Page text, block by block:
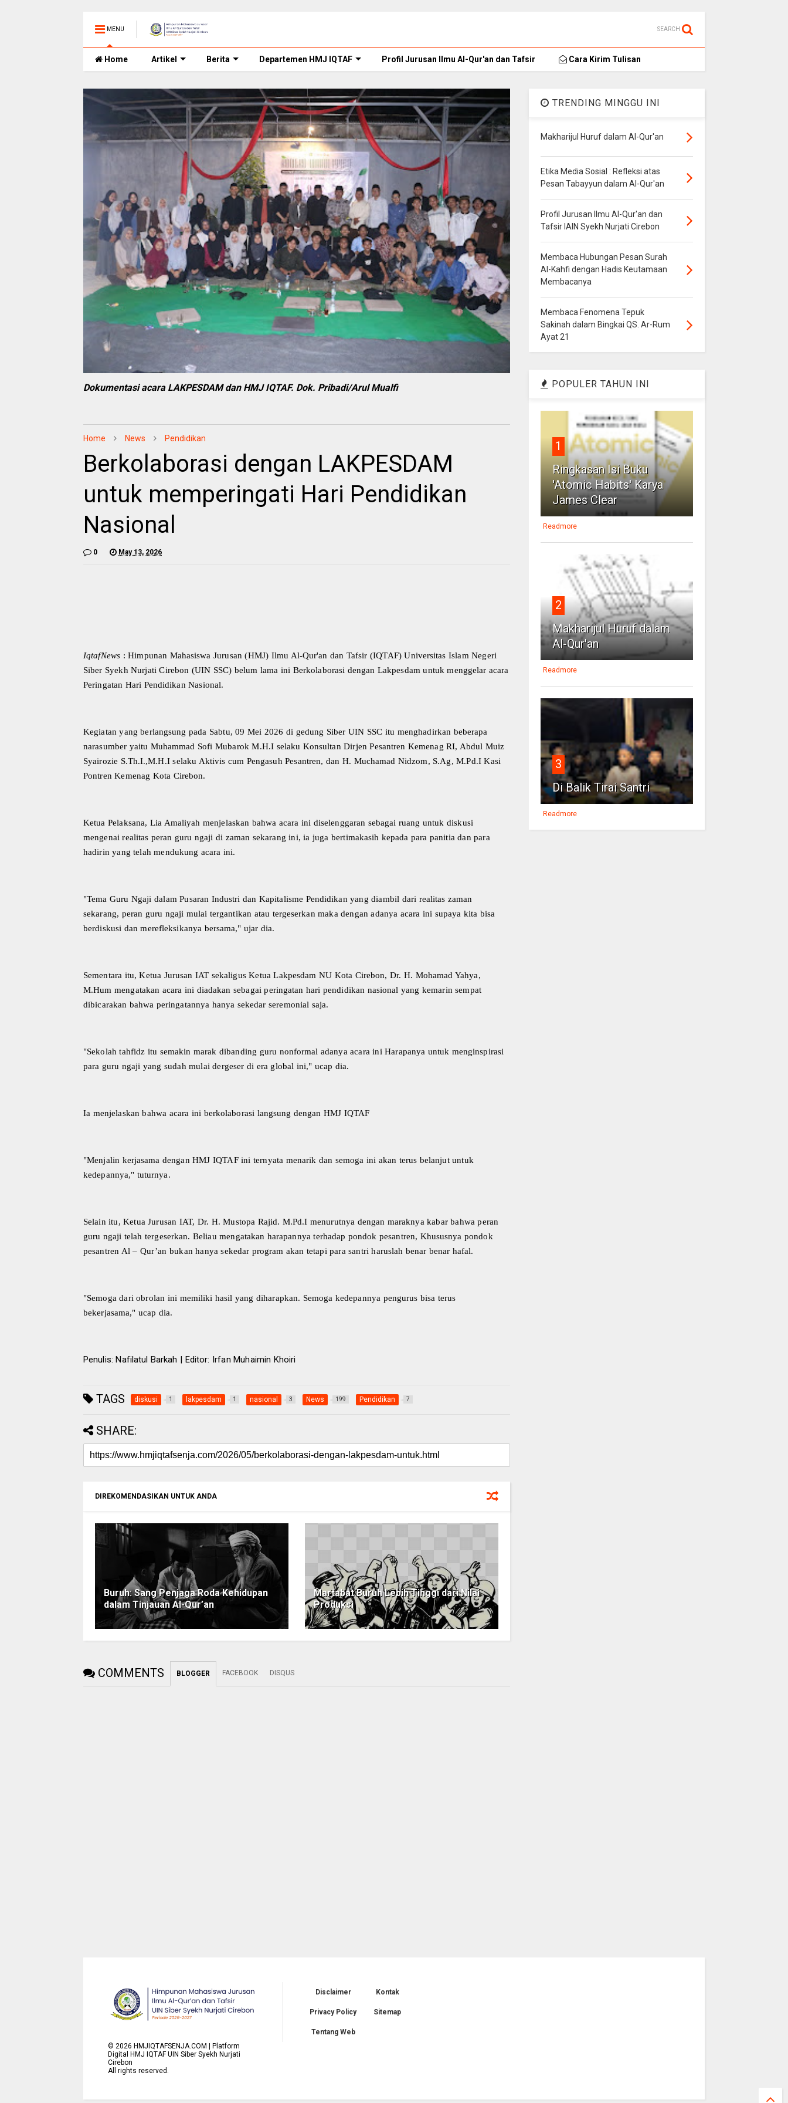
MENU SEARCH
Home Artikel Berita Departemen HMJ IQTAF Profil Jurusan Ilmu Al-Qur'an dan Tafsir Cara Kirim Tulisan
Dokumentasi acara LAKPESDAM dan HMJ IQTAF. Dok. Pribadi/Arul Mualfi
Home News Pendidikan
Berkolaborasi dengan LAKPESDAM
untuk memperingati Hari Pendidikan
Nasional
0 May 13, 2026
IqtafNews: Himpunan Mahasiswa Jurusan (HMJ) Ilmu Al-Qur'an dan Tafsir (IQTAF) Universitas Islam Negeri
Siber Syekh Nurjati Cirebon (UIN SSC) belum lama ini Berkolaborasi dengan Lakpesdam untuk menggelar acara
Peringatan Hari Pendidikan Nasional.
Kegiatan yang berlangsung pada Sabtu, 09 Mei 2026 di gedung Siber UIN SSC itu menghadirkan beberapa
narasumber yaitu Muhammad Sofi Mubarok M.H.I selaku Konsultan Dirjen Pesantren Kemenag RI, Abdul Muiz
Syairozie S.Th.I.,M.H.I selaku Aktivis cum Pengasuh Pesantren, dan H. Muchamad Nidzom, S.Ag, M.Pd.I Kasi
Pontren Kemenag Kota Cirebon.
Ketua Pelaksana, Lia Amaliyah menjelaskan bahwa acara ini diselenggaran sebagai ruang untuk diskusi
mengenai realitas peran guru ngaji di zaman sekarang ini, ia juga bertimakasih kepada para panitia dan para
hadirin yang telah mendukung acara ini.
"Tema Guru Ngaji dalam Pusaran Industri dan Kapitalisme Pendidikan yang diambil dari realitas zaman
sekarang, peran guru ngaji mulai tergantikan atau tergeserkan maka dengan adanya acara ini supaya kita bisa
berdiskusi dan merefleksikanya bersama," ujar dia.
Sementara itu, Ketua Jurusan IAT sekaligus Ketua Lakpesdam NU Kota Cirebon, Dr. H. Mohamad Yahya,
M.Hum mengatakan acara ini diadakan sebagai peringatan hari pendidikan nasional yang kemarin sempat
dibicarakan bahwa peringatannya hanya sekedar seremonial saja.
"Sekolah tahfidz itu semakin marak dibanding guru nonformal adanya acara ini Harapanya untuk menginspirasi
para guru ngaji yang sudah mulai dergeser di era global ini," ucap dia.
Ia menjelaskan bahwa acara ini berkolaborasi langsung dengan HMJ IQTAF
"Menjalin kerjasama dengan HMJ IQTAF ini ternyata menarik dan semoga ini akan terus belanjut untuk
kedepannya," tuturnya.
Selain itu, Ketua Jurusan IAT, Dr. H. Mustopa Rajid. M.Pd.I menurutnya dengan maraknya kabar bahwa peran
guru ngaji telah tergeserkan. Beliau mengatakan harapannya terhadap pondok pesantren, Khususnya pondok
pesantren Al – Qur’an bukan hanya sekedar program akan tetapi para santri haruslah benar benar hafal.
"Semoga dari obrolan ini memiliki hasil yang diharapkan. Semoga kedepannya pengurus bisa terus
bekerjasama," ucap dia.
Penulis: Nafilatul Barkah | Editor: Irfan Muhaimin Khoiri
TAGS diskusi 1 lakpesdam 1 nasional 3 News 199 Pendidikan 7
SHARE:
DIREKOMENDASIKAN UNTUK ANDA
Buruh: Sang Penjaga Roda Kehidupan
dalam Tinjauan Al-Qur’an
Martabat Buruh Lebih Tinggi dari Nilai
Produksi
COMMENTS BLOGGER FACEBOOK DISQUS
TRENDING MINGGU INI
Makharijul Huruf dalam Al-Qur'an
Etika Media Sosial : Refleksi atas
Pesan Tabayyun dalam Al-Qur'an
Profil Jurusan Ilmu Al-Qur'an dan
Tafsir IAIN Syekh Nurjati Cirebon
Membaca Hubungan Pesan Surah
Al-Kahfi dengan Hadis Keutamaan
Membacanya
Membaca Fenomena Tepuk
Sakinah dalam Bingkai QS. Ar-Rum
Ayat 21
POPULER TAHUN INI
1
Ringkasan Isi Buku
'Atomic Habits' Karya
James Clear
Readmore
2
Makharijul Huruf dalam
Al-Qur'an
Readmore
3
Di Balik Tirai Santri
Readmore
©2026 HMJIQTAFSENJA.COM | Platform
Digital HMJ IQTAF UIN Siber Syekh Nurjati
Cirebon
All rights reserved.
Disclaimer Kontak
Privacy Policy Sitemap
Tentang Web